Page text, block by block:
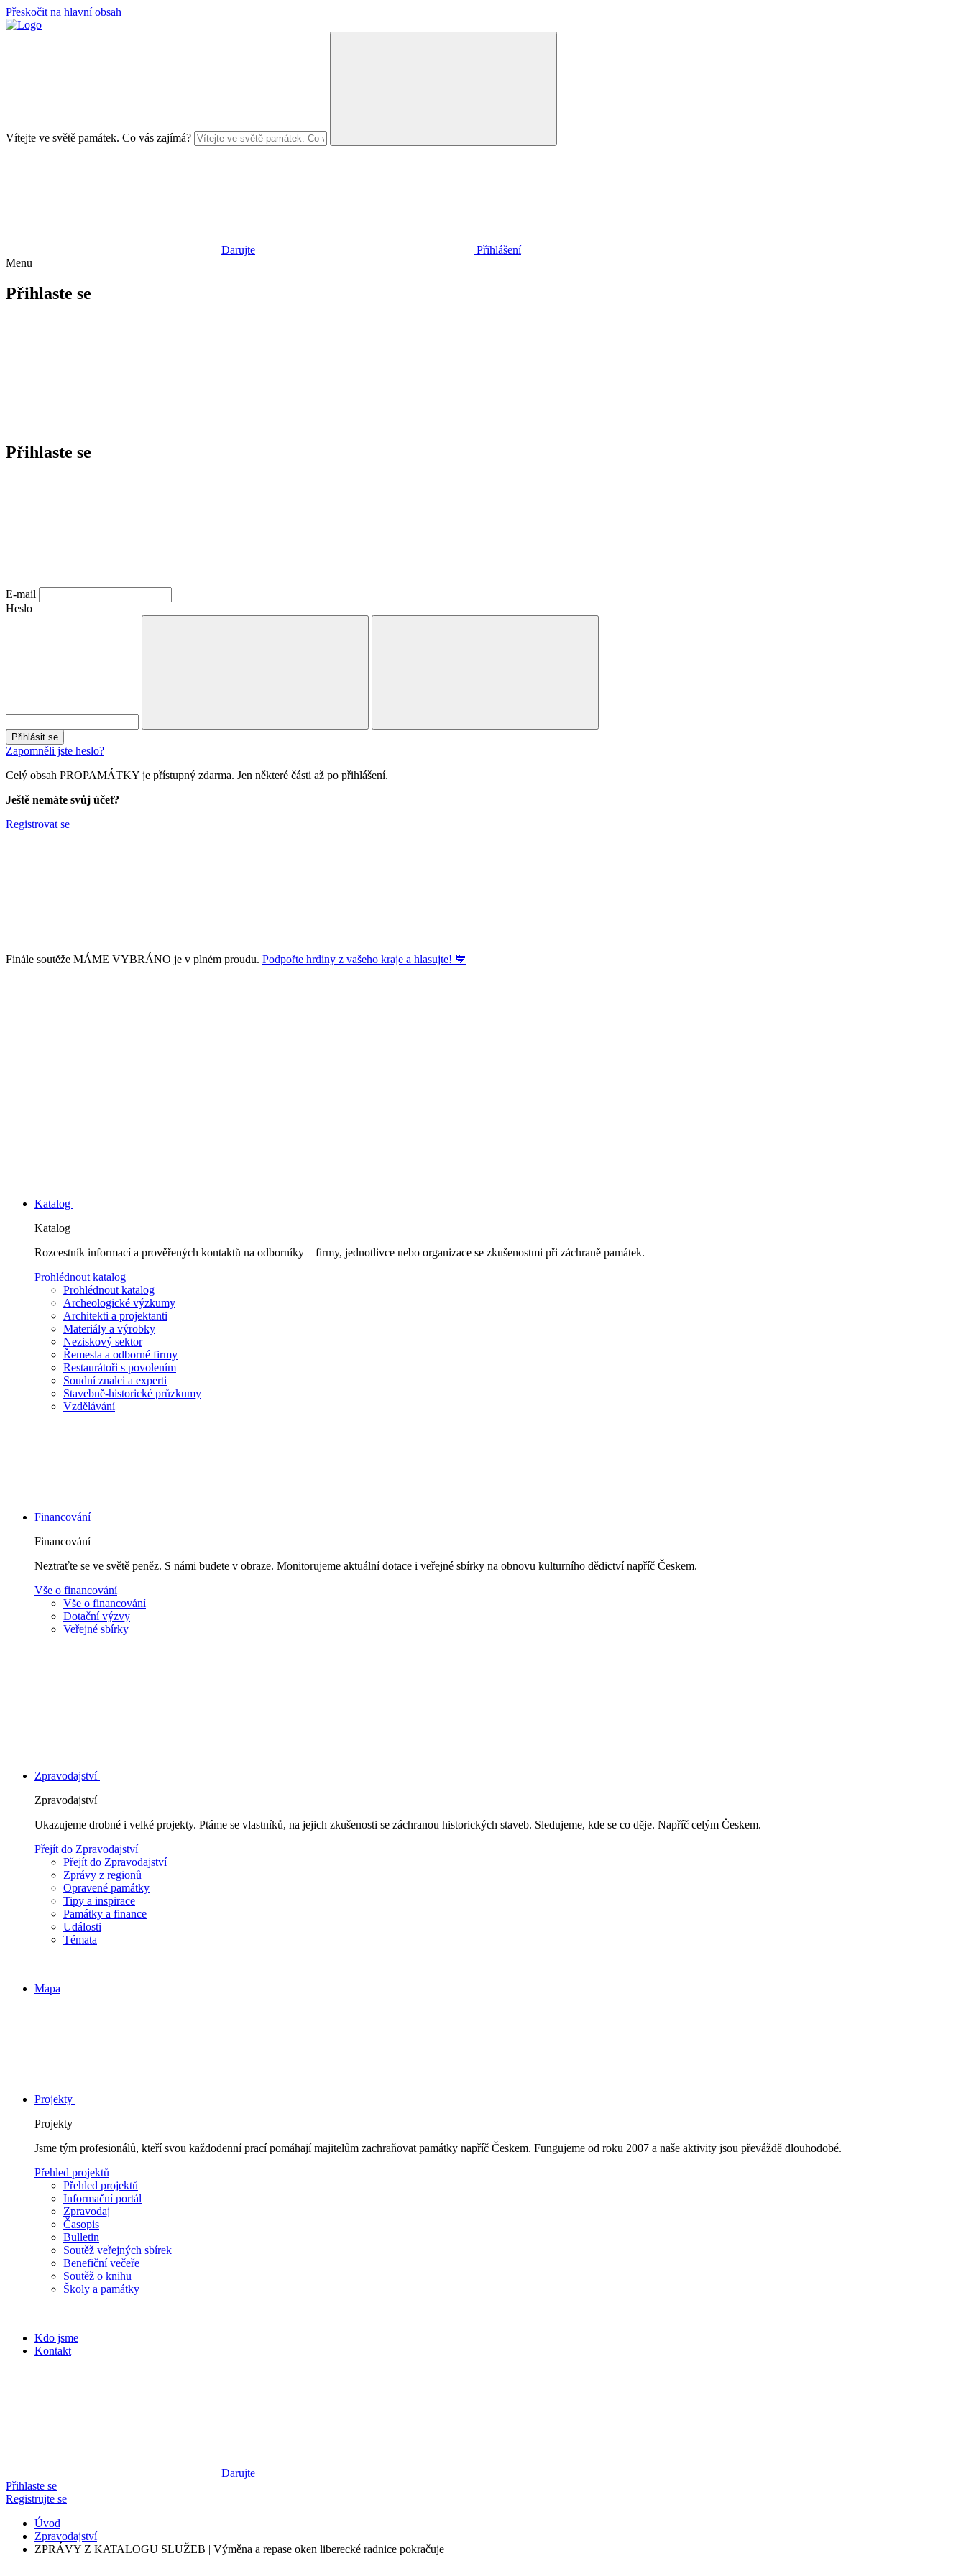
Přeskočit na hlavní obsah
Vítejte ve světě památek. Co vás zajímá?
Darujte
Přihlášení
Menu
Přihlaste se
Přihlaste se
E-mail
Heslo
Přihlásit se
Zapomněli jste heslo?
Celý obsah PROPAMÁTKY je přístupný zdarma. Jen některé části až po přihlášení.
Ještě nemáte svůj účet?
Registrovat se
Finále soutěže MÁME VYBRÁNO je v plném proudu. Podpořte hrdiny z vašeho kraje a hlasujte! 💙
Katalog
Katalog
Rozcestník informací a prověřených kontaktů na odborníky – firmy, jednotlivce nebo organizace se zkušenostmi při záchraně památek.
Prohlédnout katalog
Prohlédnout katalog
Archeologické výzkumy
Architekti a projektanti
Materiály a výrobky
Neziskový sektor
Řemesla a odborné firmy
Restaurátoři s povolením
Soudní znalci a experti
Stavebně-historické průzkumy
Vzdělávání
Financování
Financování
Neztraťte se ve světě peněz. S námi budete v obraze. Monitorujeme aktuální dotace i veřejné sbírky na obnovu kulturního dědictví napříč Českem.
Vše o financování
Vše o financování
Dotační výzvy
Veřejné sbírky
Zpravodajství
Zpravodajství
Ukazujeme drobné i velké projekty. Ptáme se vlastníků, na jejich zkušenosti se záchranou historických staveb. Sledujeme, kde se co děje. Napříč celým Českem.
Přejít do Zpravodajství
Přejít do Zpravodajství
Zprávy z regionů
Opravené památky
Tipy a inspirace
Památky a finance
Události
Témata
Mapa
Projekty
Projekty
Jsme tým profesionálů, kteří svou každodenní prací pomáhají majitelům zachraňovat památky napříč Českem. Fungujeme od roku 2007 a naše aktivity jsou převáždě dlouhodobé.
Přehled projektů
Přehled projektů
Informační portál
Zpravodaj
Časopis
Bulletin
Soutěž veřejných sbírek
Benefiční večeře
Soutěž o knihu
Školy a památky
Kdo jsme
Kontakt
Darujte
Přihlaste se
Registrujte se
Úvod
Zpravodajství
ZPRÁVY Z KATALOGU SLUŽEB | Výměna a repase oken liberecké radnice pokračuje